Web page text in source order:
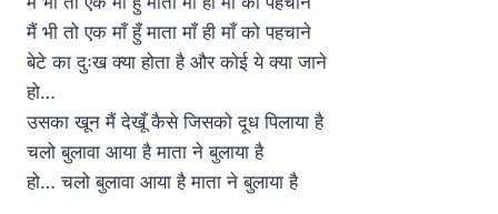
मैं भी तो एक माँ हुँ माता माँ ही माँ को पहचाने
बेटे का दुःख क्या होता है और कोई ये क्या जाने
हो…
उसका खून मैं देखूँ कैसे जिसको दूध पिलाया है
चलो बुलावा आया है माता ने बुलाया है
हो… चलो बुलावा आया है माता ने बुलाया है